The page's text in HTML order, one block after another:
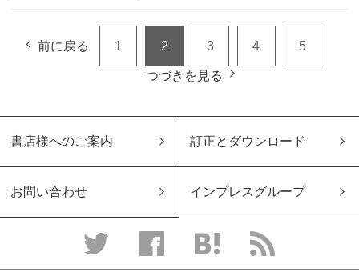
前に戻る 1 2 3 4 5
つづきを見る
書店様へのご案内 訂正とダウンロード
お問い合わせ インプレスグループ